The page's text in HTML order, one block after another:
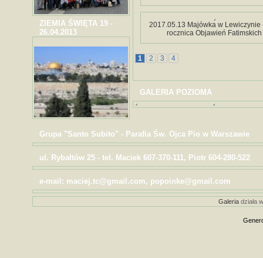
ZIEMIA ŚWIĘTA 19 -
26.04.2013
2017.05.13 Majówka w Lewiczynie
rocznica Objawień Fatimskich
1 2 3 4
GALERIA POZIOMA
Grupa "Santo Subito" - Parafia Św. Ojca Pio w Warszawie
ul. Rybałtów 25 - tel. Maciek 607-370-111, Piotr 604-280-522
e-mail: maciej.tc@gmail.com, popoinke@gmail.com
Galeriadziała